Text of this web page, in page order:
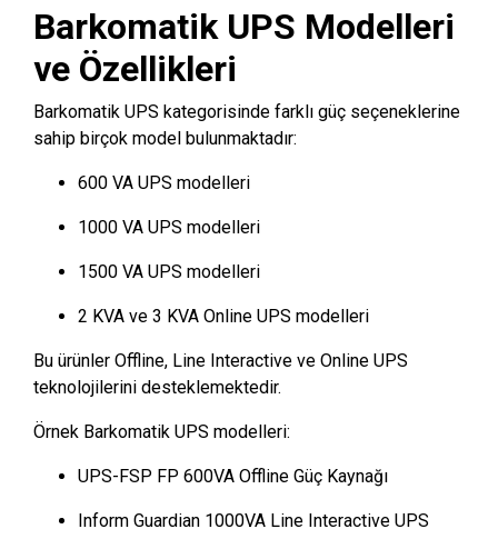
Barkomatik UPS Modelleri
ve Özellikleri
Barkomatik UPS kategorisinde farklı güç seçeneklerine
sahip birçok model bulunmaktadır:
600 VA UPS modelleri
1000 VA UPS modelleri
1500 VA UPS modelleri
2 KVA ve 3 KVA Online UPS modelleri
Bu ürünler Offline, Line Interactive ve Online UPS
teknolojilerini desteklemektedir.
Örnek Barkomatik UPS modelleri:
UPS-FSP FP 600VA Offline Güç Kaynağı
Inform Guardian 1000VA Line Interactive UPS